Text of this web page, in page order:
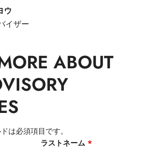
ウ
イザー
ABOUT
は必須項目です。
ラストネーム *